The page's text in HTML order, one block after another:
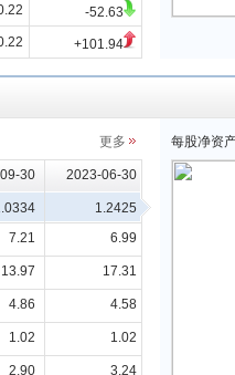
-52.63
+101.94
更多
30 2023-06-30
1.2425
7.21 6.99
13.97 17.31
4.86 4.58
1.02 1.02
2.90 3.24
每股净资